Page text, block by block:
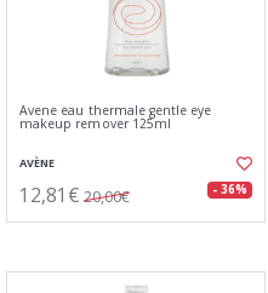
Avene eau thermale gentle eye
makeup remover 125ml
AVÈNE
12,81€ 20,00€ - 36%